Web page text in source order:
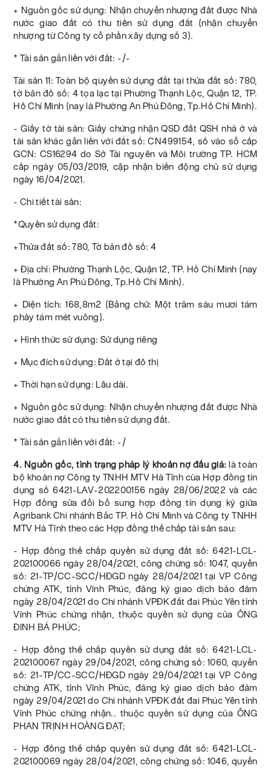
+ Nguồn gốc sử dụng: Nhận chuyển nhượng đất được Nhà
nước giao đất có thu tiền sử dụng đất (nhận chuyển
nhượng từ Công ty cổ phần xây dựng số 3).
* Tài sản gắn liền với đất: -/-
Tài sản 11: Toàn bộ quyền sử dụng đất tại thửa đất số: 780,
tờ bản đồ số: 4 tọa lạc tại Phường Thạnh Lộc, Quận 12, TP.
Hồ Chí Minh (nay là Phường An Phú Đông, Tp.Hồ Chí Minh).
- Giấy tờ tài sản: Giấy chứng nhận QSD đất QSH nhà ở và
tài sản khác gắn liền với đất số: CN499154, số vào sổ cấp
GCN: CS16294 do Sở Tài nguyên và Môi trường TP. HCM
cấp ngày 05/03/2019, cập nhận biến động chủ sử dụng
ngày 16/04/2021.
- Chi tiết tài sản:
*Quyền sử dụng đất:
+Thửa đất số: 780, Tờ bản đồ số: 4
+ Địa chỉ: Phường Thạnh Lộc, Quận 12, TP. Hồ Chí Minh (nay
là Phường An Phú Đông, Tp.Hồ Chí Minh).
+ Diện tích: 168,8m2 (Bằng chữ: Một trăm sáu mươi tám
phảy tám mét vuông).
+ Hình thức sử dụng: Sử dụng riêng
+ Mục đích sử dụng: Đất ở tại đô thị
+ Thời hạn sử dụng: Lâu dài.
+ Nguồn gốc sử dụng: Nhận chuyển nhượng đất được Nhà
nước giao đất có thu tiền sử dụng đất.
* Tài sản gắn liền với đất: -/
4. Nguồn gốc, tình trạng pháp lý khoản nợ đấu giá: là toàn
bộ khoản nợ Công ty TNHH MTV Hà Tĩnh cùa Hợp đồng tín
dụng số 6421-LAV-202200156 ngày 28/06/2022 và các
Hợp đồng sửa đổi bổ sung hợp đồng tín dụng ký giữa
Agribank Chi nhánh Bắc TP. Hồ Chí Minh và Công ty TNHH
MTV Hà Tĩnh theo các Hợp đồng thế chấp tài sản sau:
- Hợp đồng thế chấp quyền sử dụng đất số: 6421-LCL-
202100066 ngày 28/04/2021, công chứng số: 1047, quyển
số: 21-TP/CC-SCC/HĐGD ngày 28/04/2021 tại VP Công
chứng ATK, tỉnh Vĩnh Phúc, đăng ký giao dịch bảo đảm
ngày 28/04/2021 do Chi nhánh VPĐK đất đai Phúc Yên tỉnh
Vĩnh Phúc chứng nhận, thuộc quyền sử dụng của ÔNG
ĐINH BÁ PHÚC;
- Hợp đồng thế chấp quyền sử dụng đất số: 6421-LCL-
202100067 ngày 29/04/2021, công chứng số: 1060, quyển
số: 21-TP/CC-SCC/HĐGD ngày 29/04/2021 tại VP Công
chứng ATK, tỉnh Vĩnh Phúc, đăng ký giao dịch bảo đảm
ngày 29/04/2021 do Chi nhánh VPĐK đất đai Phúc Yên tỉnh
Vĩnh Phúc chứng nhận.. thuộc quyền sử dụng của ÔNG
PHAN TRỊNH HOÀNG ĐẠT;
- Hợp đồng thế chấp quyền sử dụng đất số: 6421-LCL-
202100069 ngày 28/04/2021, công chứng số: 1046, quyển